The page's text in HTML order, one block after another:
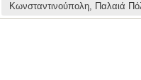
Κωνσταντινούπολη, Παλαιά